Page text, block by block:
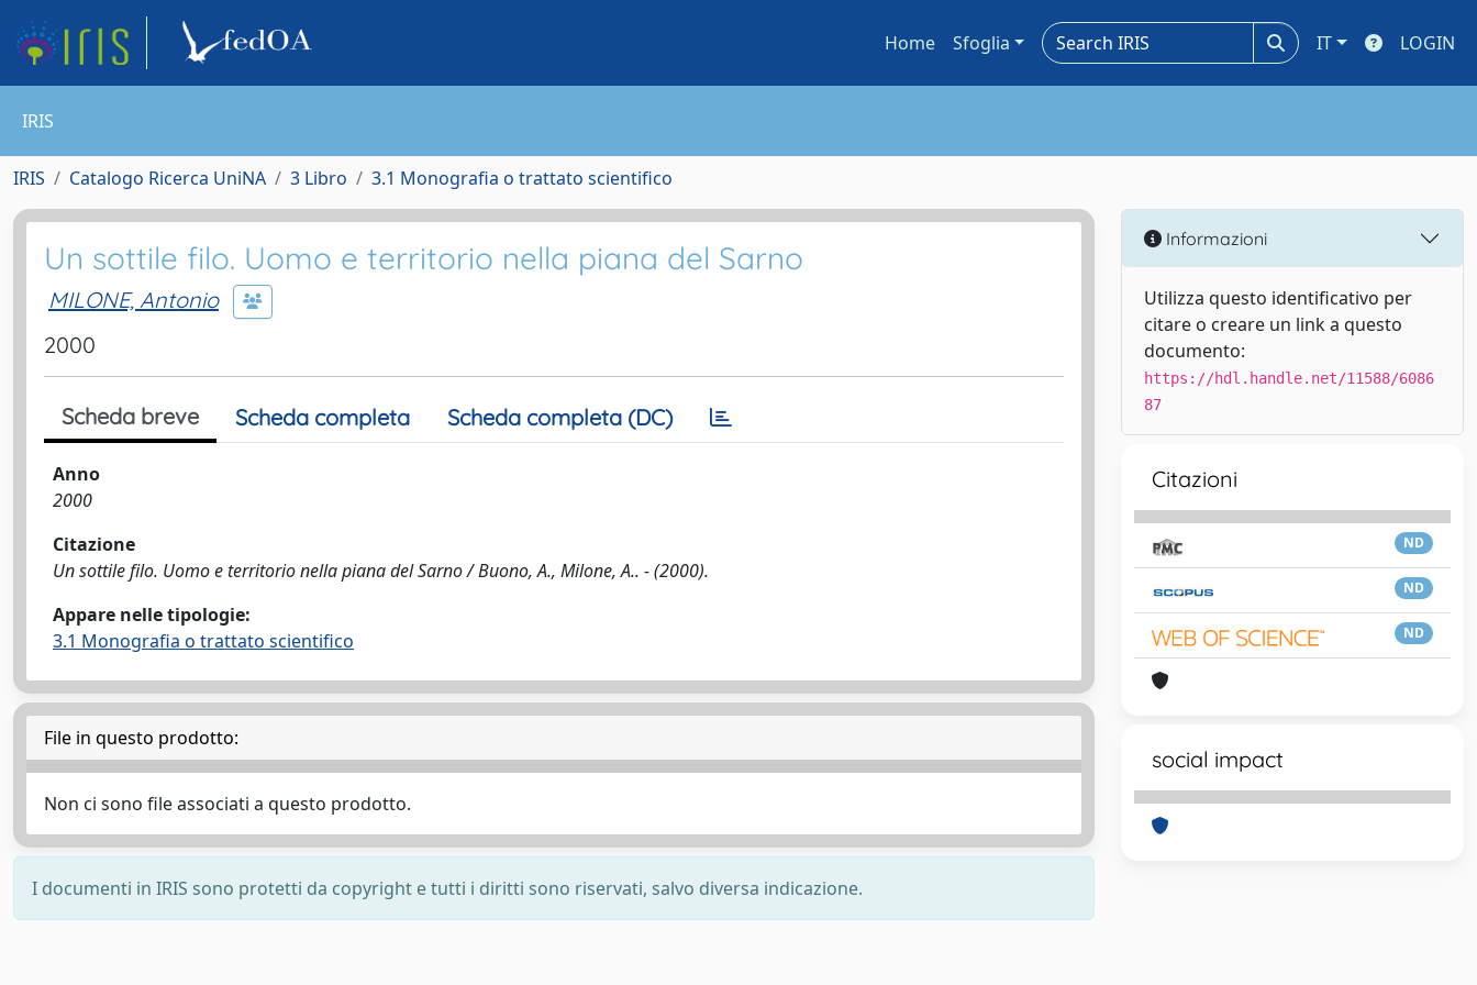
Home Sfoglia IT LOGIN
IRIS
IRIS Catalogo Ricerca UniNA 3 Libro 3.1 Monografia o trattato scientifico
Un sottile filo. Uomo e territorio nella piana del Sarno
MILONE, Antonio
2000
Scheda breve Scheda completa Scheda completa (DC)
Anno
2000
Citazione
Un sottile filo. Uomo e territorio nella piana del Sarno / Buono, A., Milone, A.. - (2000).
Appare nelle tipologie:
3.1 Monografia o trattato scientifico
File in questo prodotto:
Non ci sono file associati a questo prodotto.
I documenti in IRIS sono protetti da copyright e tutti i diritti sono riservati, salvo diversa indicazione.
Informazioni
Utilizza questo identificativo per
citare o creare un link a questo
documento:
https://hdl.handle.net/11588/6086
87
Citazioni
ND
ND
ND
social impact